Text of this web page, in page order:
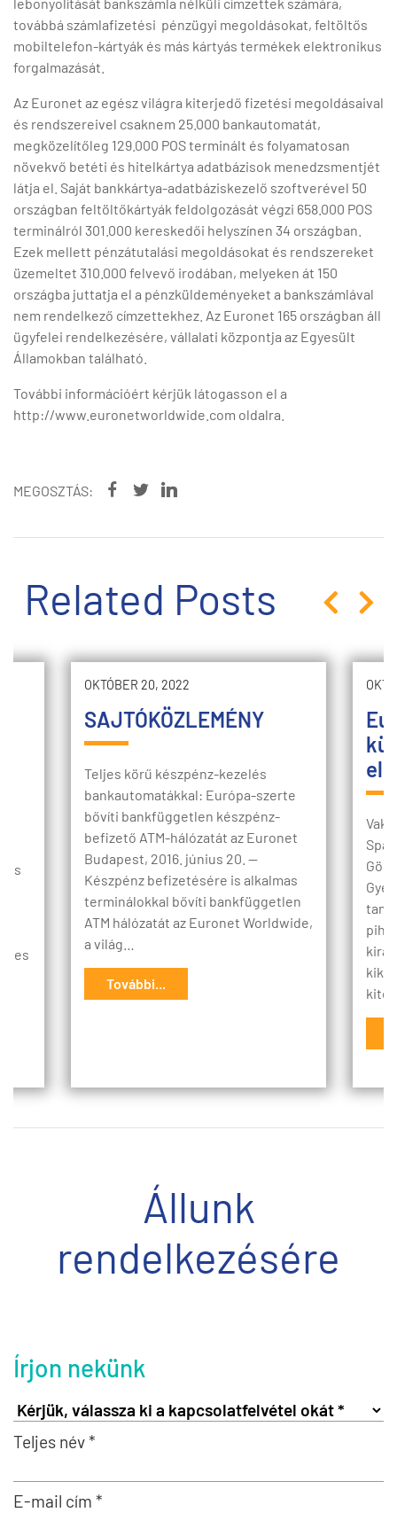
továbbá számlafizetési pénzügyi megoldásokat, feltöltős
mobiltelefon-kártyák és más kártyás termékek elektronikus
forgalmazását.
Az Euronet az egész világra kiterjedő fizetési megoldásaival
és rendszereivel csaknem 25.000 bankautomatát,
megközelítőleg 129.000 POS terminált és folyamatosan
növekvő betéti és hitelkártya adatbázisok menedzsmentjét
látja el. Saját bankkártya-adatbáziskezelő szoftverével 50
országban feltöltőkártyák feldolgozását végzi 658.000 POS
terminálról 301.000 kereskedői helyszínen 34 országban.
Ezek mellett pénzátutalási megoldásokat és rendszereket
üzemeltet 310.000 felvevő irodában, melyeken át 150
országba juttatja el a pénzküldeményeket a bankszámlával
nem rendelkező címzettekhez. Az Euronet 165 országban áll
ügyfelei rendelkezésére, vállalati központja az Egyesült
Államokban található.
További információért kérjük látogasson el a
http://www.euronetworldwide.com oldalra.
MEGOSZTÁS:
Related Posts
is
OKTÓBER 20, 2022
SAJTÓKÖZLEMÉNY
Teljes körű készpénz-kezelés
bankautomatákkal: Európa-szerte
bővíti bankfüggetlen készpénz-
befizető ATM-hálózatát az Euronet
Budapest, 2016. június 20. —
Készpénz befizetésére is alkalmas
terminálokkal bővíti bankfüggetlen
ATM hálózatát az Euronet Worldwide,
a világ…
További...
Állunk
rendelkezésére
Írjon nekünk
Teljes név *
E-mail cím *